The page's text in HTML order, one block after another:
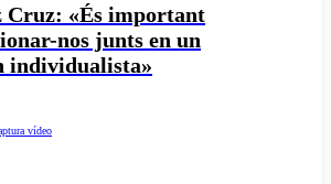
Cruz: «És important
nos junts en un
individualista»